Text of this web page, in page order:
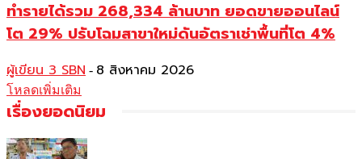
ทำรายได้รวม 268,334 ล้านบาท ยอดขายออนไลน์
โต 29% ปรับโฉมสาขาใหม่ดันอัตราเช่าพื้นที่โต 4%
ผู้เขียน 3 SBN - 8 สิงหาคม 2026
โหลดเพิ่มเติม
เรื่องยอดนิยม